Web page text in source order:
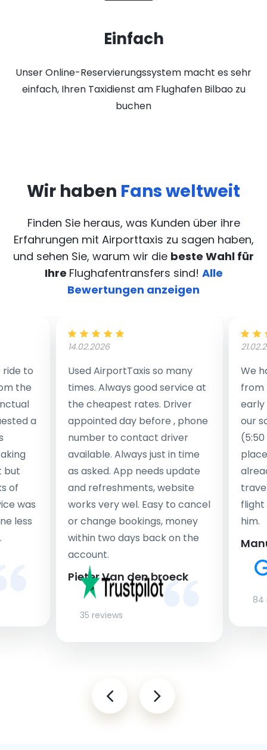
Einfach
Unser Online-Reservierungssystem macht es sehr
einfach, Ihren Taxidienst am Flughafen Bilbao zu
buchen
Wir haben Fans weltweit
Finden Sie heraus, was Kunden über ihre
Erfahrungen mit Airporttaxis zu sagen haben,
und sehen Sie, warum wir die beste Wahl für
Ihre Flughafentransfers sind! Alle
Bewertungen anzeigen
to
the
a
but
of
was
less
14.02.2026
Used AirportTaxis so many
times. Always good service at
the cheapest rates. Driver
appointed day before , phone
number to contact driver
available. Always just in time
as asked. App needs update
and refreshments, website
works very wel. Easy to cancel
or change bookings, money
within two days back on the
account.
Pieter Van den broeck
35 reviews
We
from
early
our
flight
him.
84